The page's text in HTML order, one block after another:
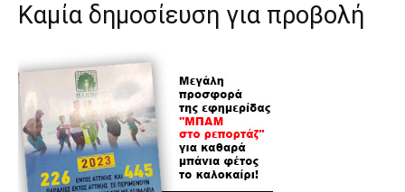
Καμία δημοσίευση για προβολή